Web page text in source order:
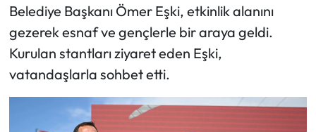
Belediye Başkanı Ömer Eşki, etkinlik alanını
gezerek esnaf ve gençlerle bir araya geldi.
Kurulan stantları ziyaret eden Eşki,
vatandaşlarla sohbet etti.